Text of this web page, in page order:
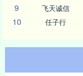
9 飞天诚信
10 任子行